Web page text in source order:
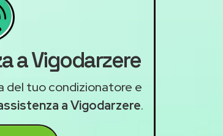
a Vigodarzere
del tuo condizionatore e
a Vigodarzere.